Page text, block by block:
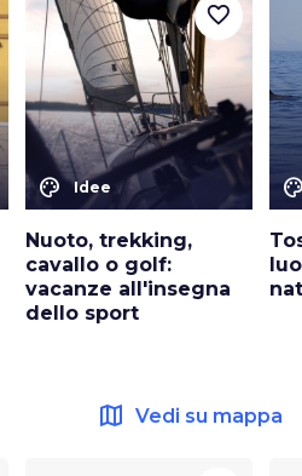
color_lens Idee
Nuoto, trekking,
cavallo o golf:
vacanze all'insegna
dello sport
favorite_border
map Vedi su mappa